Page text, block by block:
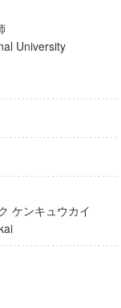
University
ケンキュウカイ